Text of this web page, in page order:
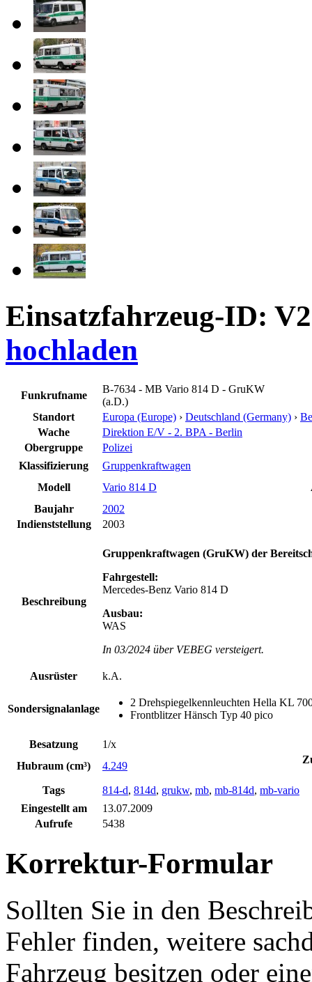
Einsatzfahrzeug-ID:
hochladen
Funkrufname
B-7634 - MB Vario 814 D - GruKW
(a.D.)
Standort
Europa (Europe) › Deutschland (Germany) ›
Wache
Direktion E/V - 2. BPA - Berlin
Obergruppe
Polizei
Klassifizierung
Gruppenkraftwagen
Modell
Vario 814 D
Baujahr
2002
Indienststellung
2003
Beschreibung
Gruppenkraftwagen (GruKW) der
Fahrgestell:
Mercedes-Benz Vario 814 D
Ausbau:
WAS
In 03/2024 über VEBEG versteigert.
Ausrüster k.A.
Sondersignalanlage
2 Drehspiegelkennleuchten Hella KL
Frontblitzer Hänsch Typ 40 pico
Besatzung
1/x
Hubraum (cm³)
4.249
Tags 814-d, 814d, grukw, mb, mb-814d, mb-vario
Eingestellt am
13.07.2009
Aufrufe
5438
Korrektur-Formular
Sollten Sie in den
Fehler finden, weitere
Fahrzeug besitzen oder